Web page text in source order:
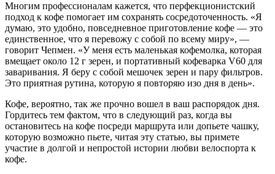
Многим профессионалам кажется, что перфекционистский
подход к кофе помогает им сохранять сосредоточенность. «Я
думаю, это удобно, повседневное приготовление кофе — это
единственное, что я перевожу с собой по всему миру», —
говорит Чепмен. «У меня есть маленькая кофемолка, которая
вмещает около 12 г зерен, и портативный кофеварка V60 для
заваривания. Я беру с собой мешочек зерен и пару фильтров.
Это приятная рутина, которую я повторяю изо дня в день».
Кофе, вероятно, так же прочно вошел в ваш распорядок дня.
Гордитесь тем фактом, что в следующий раз, когда вы
остановитесь на кофе посреди маршрута или допьете чашку,
которую возможно пьете, читая эту статью, вы примете
участие в долгой и непростой истории любви велоспорта к
кофе.